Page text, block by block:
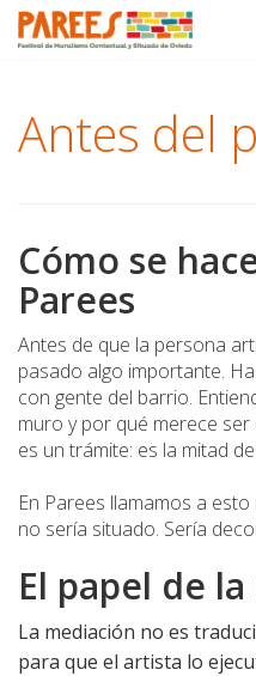
content
Antes del
Cómo se
Parees
Antes de que la persona
pasado algo importante.
con gente del barrio.
muro y por qué merece
es un trámite: es la mitad
En Parees llamamos a
no sería situado. Sería
El papel de
La mediación no es
para que el artista lo